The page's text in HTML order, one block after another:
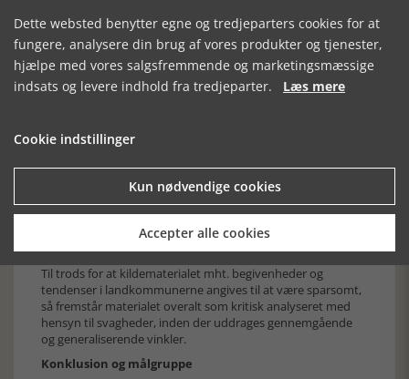
gengæld var der kun få medlemmer fra landområderne. Her
spillede udover afstanden også de lokale tyske præsters
partiske aggressive optræden før og under afstemningen
ind i mindretallets forhold til kirke og religion. Også de unges
oplevelser fra rædslerne i skyttegravene havde her sat sig
Bogen er forskningsmæssigt underbygget med uddragelse
af analyser og tendenser fra tal- og personoplysninger i et
detaljeret kildemateriale. Mange personer og familier er
medtaget som eksempler på gennemgående og lokale
tendenser. På samme måde udlægges, analyseres og citeres
disse kilder flittigt direkte i fremstillingen, der som nævnt er
udbygget med omfattende henvisninger og noter.
Til trods for at kildematerialet mht. begivenheder og
tendenser i landkommunerne angives til at være sparsomt,
så fremstår materialet overalt som kritisk analyseret med
hensyn til svagheder, inden der uddrages gennemgående
og generaliserende vinkler.
Konklusion og målgruppe
Dette websted benytter egne og tredjeparters cookies for at
fungere, analysere din brug af vores produkter og tjenester,
hjælpe med vores salgsfremmende og marketingsmæssige
indsats og levere indhold fra tredjeparter. Læs mere
Cookie indstillinger
Kun nødvendige cookies
Accepter alle cookies